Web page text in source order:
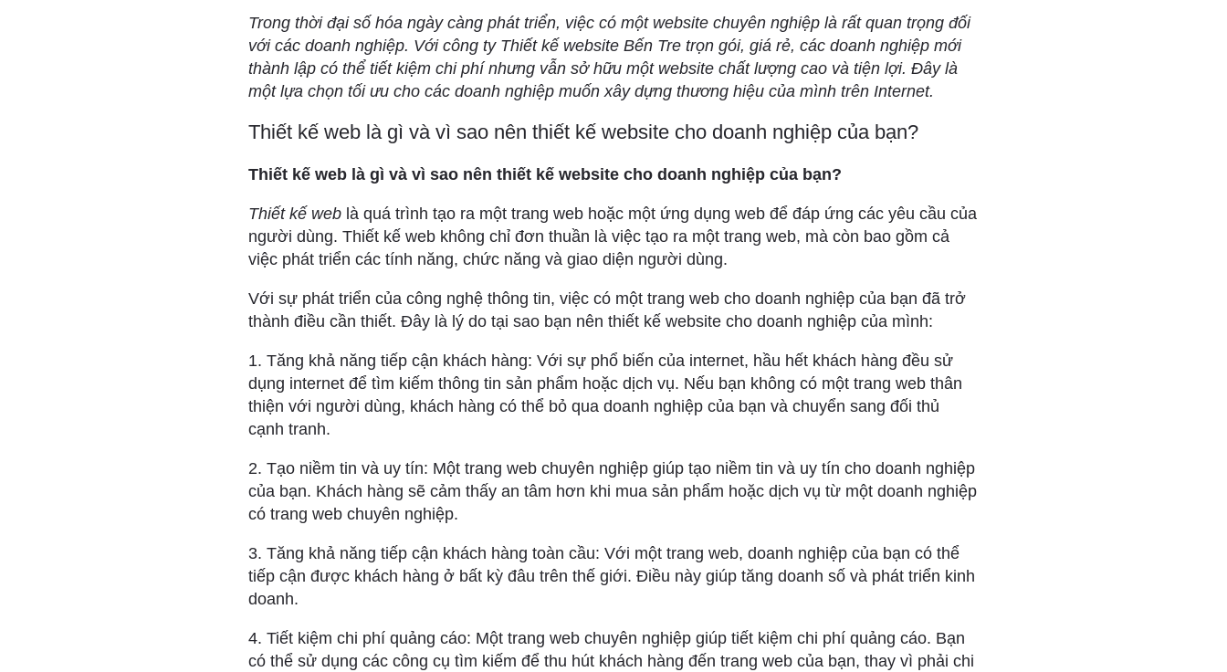
Trong thời đại số hóa ngày càng phát triển, việc có một website chuyên nghiệp là rất quan trọng đối
với các doanh nghiệp. Với công ty Thiết kế website Bến Tre trọn gói, giá rẻ, các doanh nghiệp mới
thành lập có thể tiết kiệm chi phí nhưng vẫn sở hữu một website chất lượng cao và tiện lợi. Đây là
một lựa chọn tối ưu cho các doanh nghiệp muốn xây dựng thương hiệu của mình trên Internet.
Thiết kế web là gì và vì sao nên thiết kế website cho doanh nghiệp của bạn?
Thiết kế web là gì và vì sao nên thiết kế website cho doanh nghiệp của bạn?
Thiết kế web là quá trình tạo ra một trang web hoặc một ứng dụng web để đáp ứng các yêu cầu của
người dùng. Thiết kế web không chỉ đơn thuần là việc tạo ra một trang web, mà còn bao gồm cả
việc phát triển các tính năng, chức năng và giao diện người dùng.
Với sự phát triển của công nghệ thông tin, việc có một trang web cho doanh nghiệp của bạn đã trở
thành điều cần thiết. Đây là lý do tại sao bạn nên thiết kế website cho doanh nghiệp của mình:
1. Tăng khả năng tiếp cận khách hàng: Với sự phổ biến của internet, hầu hết khách hàng đều sử
dụng internet để tìm kiếm thông tin sản phẩm hoặc dịch vụ. Nếu bạn không có một trang web thân
thiện với người dùng, khách hàng có thể bỏ qua doanh nghiệp của bạn và chuyển sang đối thủ
cạnh tranh.
2. Tạo niềm tin và uy tín: Một trang web chuyên nghiệp giúp tạo niềm tin và uy tín cho doanh nghiệp
của bạn. Khách hàng sẽ cảm thấy an tâm hơn khi mua sản phẩm hoặc dịch vụ từ một doanh nghiệp
có trang web chuyên nghiệp.
3. Tăng khả năng tiếp cận khách hàng toàn cầu: Với một trang web, doanh nghiệp của bạn có thể
tiếp cận được khách hàng ở bất kỳ đâu trên thế giới. Điều này giúp tăng doanh số và phát triển kinh
doanh.
4. Tiết kiệm chi phí quảng cáo: Một trang web chuyên nghiệp giúp tiết kiệm chi phí quảng cáo. Bạn
có thể sử dụng các công cụ tìm kiếm để thu hút khách hàng đến trang web của bạn, thay vì phải chi